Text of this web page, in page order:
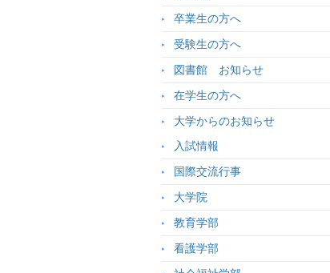
卒業生の方へ
受験生の方へ
図書館 お知らせ
在学生の方へ
大学からのお知らせ
入試情報
国際交流行事
大学院
教育学部
看護学部